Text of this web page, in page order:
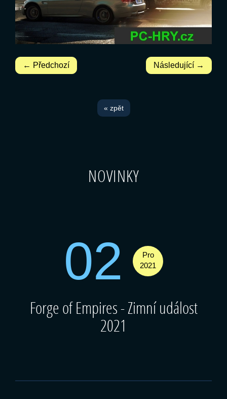
← Předchozí Následující →
« zpět
NOVINKY
02
Pro
2021
Forge of Empires - Zimní událost
2021